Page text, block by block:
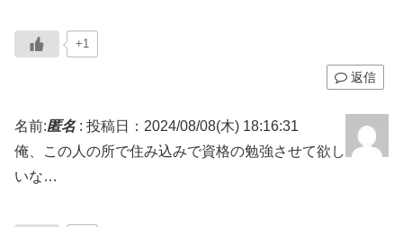
+1
返信
名前:匿名: 投稿日：2024/08/08(木) 18:16:31
俺、この人の所で住み込みで資格の勉強させて欲し
いな…